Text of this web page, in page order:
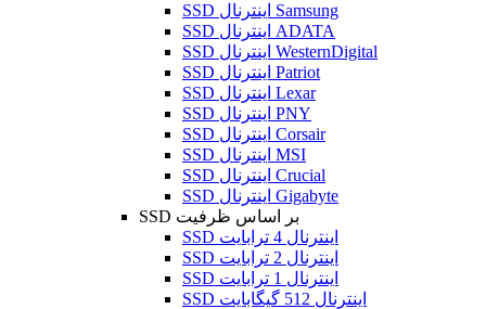
SSD اینترنال Samsung
SSD اینترنال ADATA
SSD اینترنال WesternDigital
SSD اینترنال Patriot
SSD اینترنال Lexar
SSD اینترنال PNY
SSD اینترنال Corsair
SSD اینترنال MSI
SSD اینترنال Crucial
SSD اینترنال Gigabyte
SSD بر اساس ظرفیت
SSD اینترنال 4 ترابایت
SSD اینترنال 2 ترابایت
SSD اینترنال 1 ترابایت
SSD اینترنال 512 گیگابایت